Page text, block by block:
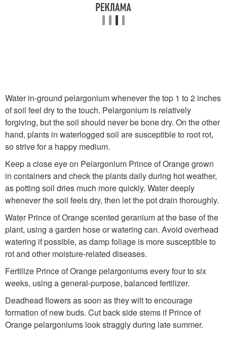
Water in-ground pelargonium whenever the top 1 to 2 inches
of soil feel dry to the touch. Pelargonium is relatively
forgiving, but the soil should never be bone dry. On the other
hand, plants in waterlogged soil are susceptible to root rot,
so strive for a happy medium.
Keep a close eye on Pelargonium Prince of Orange grown
in containers and check the plants daily during hot weather,
as potting soil dries much more quickly. Water deeply
whenever the soil feels dry, then let the pot drain thoroughly.
Water Prince of Orange scented geranium at the base of the
plant, using a garden hose or watering can. Avoid overhead
watering if possible, as damp foliage is more susceptible to
rot and other moisture-related diseases.
Fertilize Prince of Orange pelargoniums every four to six
weeks, using a general-purpose, balanced fertilizer.
Deadhead flowers as soon as they wilt to encourage
formation of new buds. Cut back side stems if Prince of
Orange pelargoniums look straggly during late summer.